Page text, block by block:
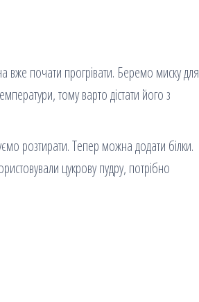
вже почати прогрівати. Беремо миску для
тому варто дістати його з
розтирати. Тепер можна додати білки.
цукрову пудру, потрібно